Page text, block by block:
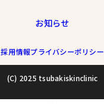
お知らせ
採用情報プライバシーポリシー
(C) 2025 tsubakiskinclinic